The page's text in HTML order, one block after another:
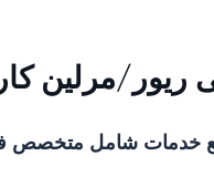
ریور/مرلین
خدمات شامل متخصص